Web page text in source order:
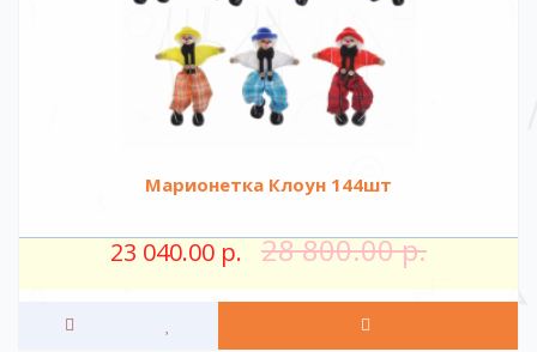
Марионетка Клоун 144шт
23 040.00 р. 28 800.00 р.